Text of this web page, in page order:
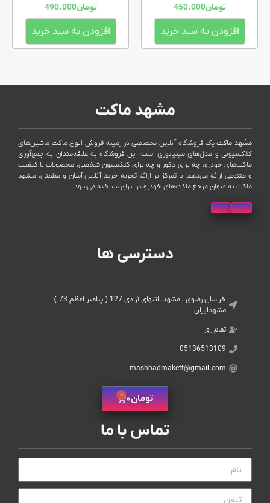
تومان450.000
افزودن به سبد خرید
تومان490.000
افزودن به سبد خرید
مشهد ماکت
مشهد ماکتیک فروشگاه آنلاین تخصصی در زمینه فروش انواع ماکت ماشین‌های
کلکسیونی و مدل‌های مینیاتوری است. این فروشگاه به علاقه‌مندان به جمع‌آوری
ماکت‌های خودرو، چه برای دکور و چه برای کلکسیون شخصی، محصولات با کیفیت
و متنوعی ارائه می‌دهد. با تمرکز بر ارائه تجربه خرید آنلاین آسان و مطمئن، مشهد
ماکت به عنوان مرجع ماکت‌های خودرو در ایران شناخته می‌شود.
دسترسی ها
خراسان رضوی ، مشهد، انتهای آزادی 127 ( پیامبر اعظم 73 )
مشهدایران
تمام روز
05136513109
mashhadmakett@gmail.com
تومان0
0
تماس با ما